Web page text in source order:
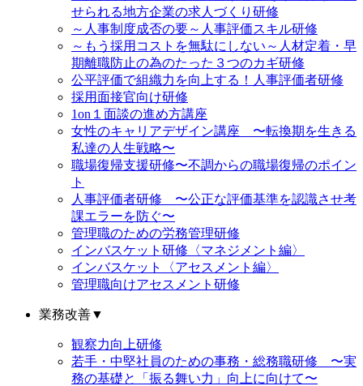
せられる地方企業の求人づくり研修
～人事制度成否の要～人事評価スキル研修
～もう採用コストを無駄にしない～人材定着・早
期離職防止の為のたった３つのカギ研修
公平評価で組織力を向上する！人事評価者研修
採用面接官向け研修
1on１面談の進め方講座
女性のキャリアデザイン講座 〜転換期を生きる
私達の人生戦略〜
職場復帰支援研修〜不調からの職場復帰のポイン
ト
人事評価者研修 〜公正な評価基準を認識させ考
課エラーを防ぐ〜
管理職のための労務管理研修
インバスケット研修〈マネジメント編〉
インバスケット〈アセスメント編〉
管理職向けアセスメント研修
業務改善▼
観察力向上研修
若手・中堅社員のための事務・総務職研修 〜実
務の基礎と「振る舞い力」向上に向けて〜